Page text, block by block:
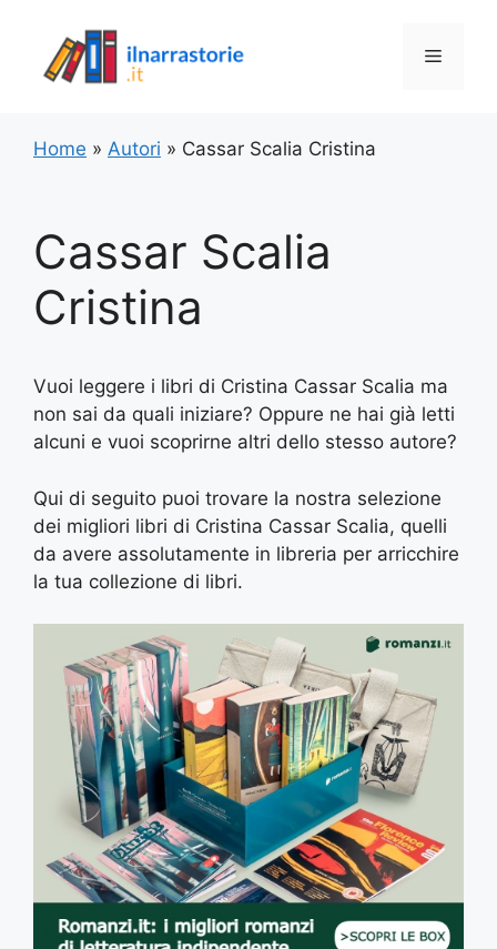
contenuto
Menu
Home » Autori » Cassar Scalia Cristina
Cassar Scalia
Cristina
Vuoi leggere i libri di Cristina Cassar Scalia ma
non sai da quali iniziare? Oppure ne hai già letti
alcuni e vuoi scoprirne altri dello stesso autore?
Qui di seguito puoi trovare la nostra selezione
dei migliori libri di Cristina Cassar Scalia, quelli
da avere assolutamente in libreria per arricchire
la tua collezione di libri.